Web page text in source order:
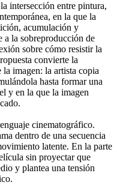
intersección entre pintura,
en la que la
acumulación y
a la sobreproducción de
sobre cómo resistir la
convierte la
la imagen: la artista copia
hasta formar una
y en la que la imagen
cinematográfico.
dentro de una secuencia
latente. En la parte
sin proyectar que
y plantea una tensión